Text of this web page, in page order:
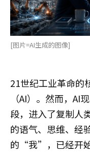
[图片=AI生成的图像]
21世纪工业革命的
（AI）。然而，
段，进入了复制人
的语气、思维、经
的“我”，已经开始